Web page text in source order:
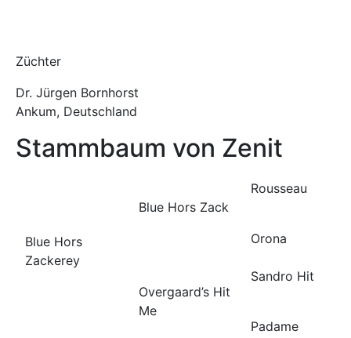
Züchter
Dr. Jürgen Bornhorst
Ankum, Deutschland
Stammbaum von Zenit
Blue Hors
Zackerey
Blue Hors Zack
Rousseau
Orona
Overgaard’s Hit
Me
Sandro Hit
Padame